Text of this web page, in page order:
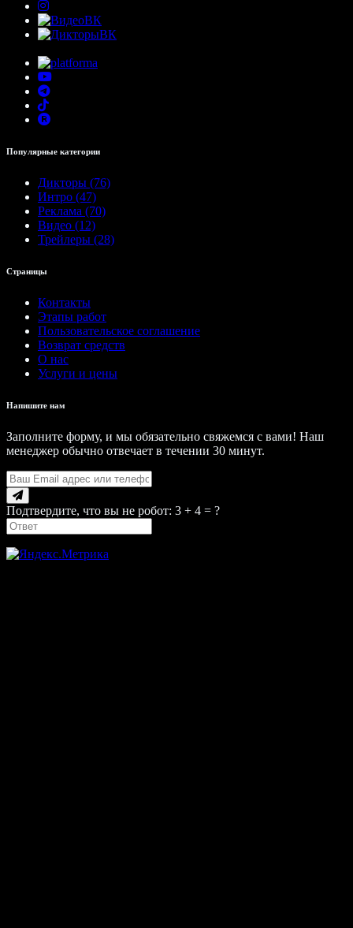
Популярные категории
Дикторы (76)
Интро (47)
Реклама (70)
Видео (12)
Трейлеры (28)
Страницы
Контакты
Этапы работ
Пользовательское соглашение
Возврат средств
О нас
Услуги и цены
Напишите нам
Заполните форму, и мы обязательно свяжемся с вами! Наш
менеджер обычно отвечает в течении 30 минут.
Подтвердите, что вы не робот: 3 + 4 = ?